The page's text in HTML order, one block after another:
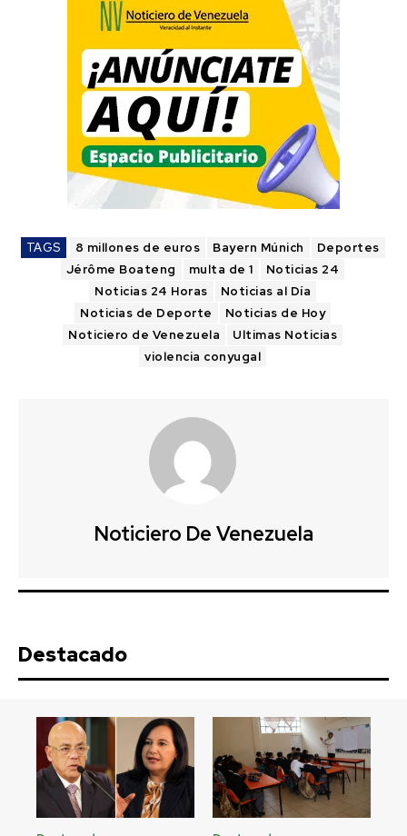
TAGS 8 millones de euros Bayern Múnich
Deportes
Jérôme Boateng
multa de 1
Noticias 24
Noticias 24 Horas
Noticias al Día
Noticias de Deporte
Noticias de Hoy
Noticiero de Venezuela
Ultimas Noticias
violencia conyugal
Noticiero De Venezuela
Destacado